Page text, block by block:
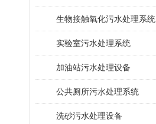
生物接触氧化污水处理系统
​实验室污水处理系统
加油站污水处理设备
公共厕所污水处理系统
洗砂污水处理设备